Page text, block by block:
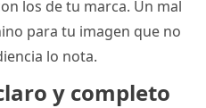
los de tu marca. Un mal
para tu imagen que no
lo nota.
y completo